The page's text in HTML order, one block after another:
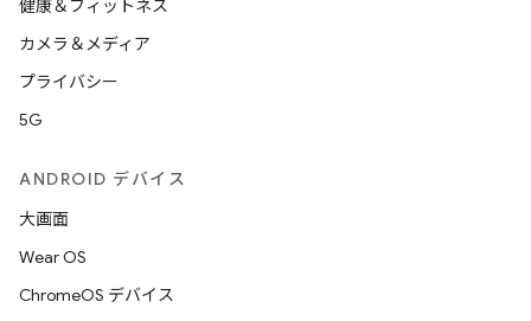
健康＆フィットネス
カメラ＆メディア
プライバシー
5G
ANDROID デバイス
大画面
Wear OS
ChromeOS デバイス